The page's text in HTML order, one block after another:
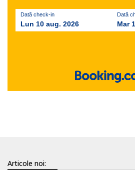
Dată check-in
Lun 10 aug. 2026
Dată
Mar
Articole noi: